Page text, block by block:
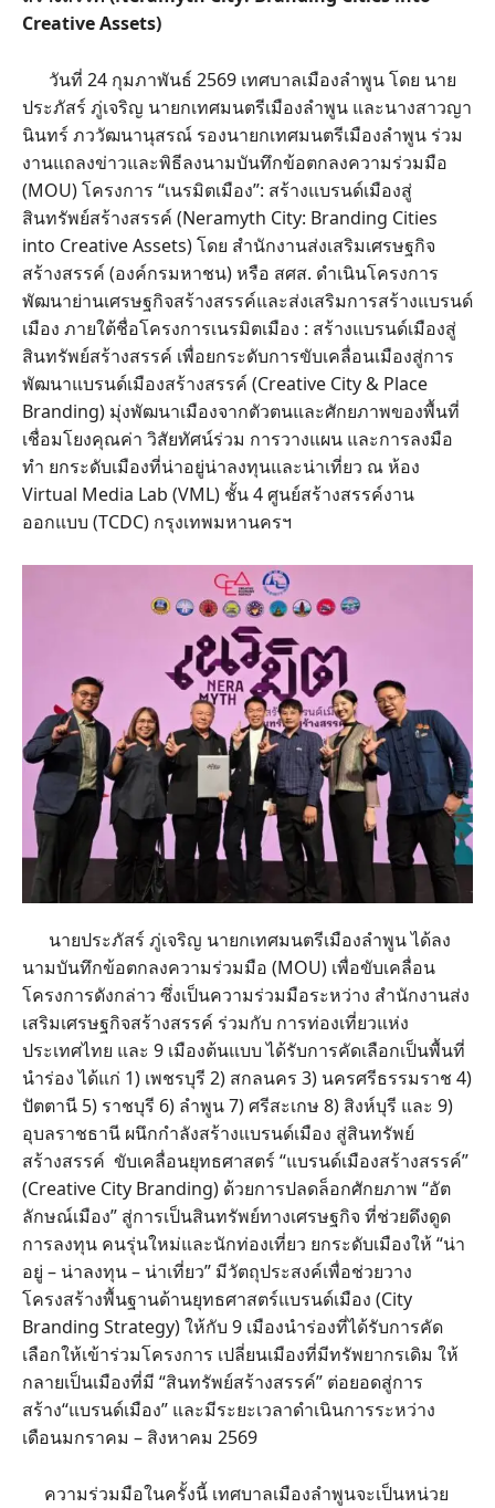
Creative Assets)
วันที่ 24 กุมภาพันธ์ 2569 เทศบาลเมืองลำพูน โดย นาย
ประภัสร์ ภู่เจริญ นายกเทศมนตรีเมืองลำพูน และนางสาวญา
นินทร์ ภววัฒนานุสรณ์ รองนายกเทศมนตรีเมืองลำพูน ร่วม
งานแถลงข่าวและพิธีลงนามบันทึกข้อตกลงความร่วมมือ
(MOU) โครงการ “เนรมิตเมือง”: สร้างแบรนด์เมืองสู่
สินทรัพย์สร้างสรรค์ (Neramyth City: Branding Cities
into Creative Assets) โดย สำนักงานส่งเสริมเศรษฐกิจ
สร้างสรรค์ (องค์กรมหาชน) หรือ สศส. ดำเนินโครงการ
พัฒนาย่านเศรษฐกิจสร้างสรรค์และส่งเสริมการสร้างแบรนด์
เมือง ภายใต้ชื่อโครงการเนรมิตเมือง : สร้างแบรนด์เมืองสู่
สินทรัพย์สร้างสรรค์ เพื่อยกระดับการขับเคลื่อนเมืองสู่การ
พัฒนาแบรนด์เมืองสร้างสรรค์ (Creative City & Place
Branding) มุ่งพัฒนาเมืองจากตัวตนและศักยภาพของพื้นที่
เชื่อมโยงคุณค่า วิสัยทัศน์ร่วม การวางแผน และการลงมือ
ทำ ยกระดับเมืองที่น่าอยู่น่าลงทุนและน่าเที่ยว ณ ห้อง
Virtual Media Lab (VML) ชั้น 4 ศูนย์สร้างสรรค์งาน
ออกแบบ (TCDC) กรุงเทพมหานครฯ
นายประภัสร์ ภู่เจริญ นายกเทศมนตรีเมืองลำพูน ได้ลง
นามบันทึกข้อตกลงความร่วมมือ (MOU) เพื่อขับเคลื่อน
โครงการดังกล่าว ซึ่งเป็นความร่วมมือระหว่าง สำนักงานส่ง
เสริมเศรษฐกิจสร้างสรรค์ ร่วมกับ การท่องเที่ยวแห่ง
ประเทศไทย และ 9 เมืองต้นแบบ ได้รับการคัดเลือกเป็นพื้นที่
นำร่อง ได้แก่ 1) เพชรบุรี 2) สกลนคร 3) นครศรีธรรมราช 4)
ปัตตานี 5) ราชบุรี 6) ลำพูน 7) ศรีสะเกษ 8) สิงห์บุรี และ 9)
อุบลราชธานี ผนึกกำลังสร้างแบรนด์เมือง สู่สินทรัพย์
สร้างสรรค์ ขับเคลื่อนยุทธศาสตร์ “แบรนด์เมืองสร้างสรรค์”
(Creative City Branding) ด้วยการปลดล็อกศักยภาพ “อัต
ลักษณ์เมือง” สู่การเป็นสินทรัพย์ทางเศรษฐกิจ ที่ช่วยดึงดูด
การลงทุน คนรุ่นใหม่และนักท่องเที่ยว ยกระดับเมืองให้ “น่า
อยู่ – น่าลงทุน – น่าเที่ยว” มีวัตถุประสงค์เพื่อช่วยวาง
โครงสร้างพื้นฐานด้านยุทธศาสตร์แบรนด์เมือง (City
Branding Strategy) ให้กับ 9 เมืองนำร่องที่ได้รับการคัด
เลือกให้เข้าร่วมโครงการ เปลี่ยนเมืองที่มีทรัพยากรเดิม ให้
กลายเป็นเมืองที่มี “สินทรัพย์สร้างสรรค์” ต่อยอดสู่การ
สร้าง“แบรนด์เมือง” และมีระยะเวลาดำเนินการระหว่าง
เดือนมกราคม – สิงหาคม 2569
ความร่วมมือในครั้งนี้ เทศบาลเมืองลำพูนจะเป็นหน่วย